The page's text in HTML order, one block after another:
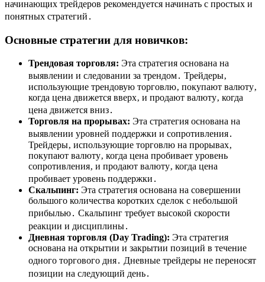
начинающих трейдеров рекомендуется начинать с простых и
понятных стратегий․
Основные стратегии для новичков:
Трендовая торговля: Эта стратегия основана на
выявлении и следовании за трендом․ Трейдеры‚
использующие трендовую торговлю‚ покупают валюту‚
когда цена движется вверх‚ и продают валюту‚ когда
цена движется вниз․
Торговля на прорывах: Эта стратегия основана на
выявлении уровней поддержки и сопротивления․
Трейдеры‚ использующие торговлю на прорывах‚
покупают валюту‚ когда цена пробивает уровень
сопротивления‚ и продают валюту‚ когда цена
пробивает уровень поддержки․
Скальпинг: Эта стратегия основана на совершении
большого количества коротких сделок с небольшой
прибылью․ Скальпинг требует высокой скорости
реакции и дисциплины․
Дневная торговля (Day Trading): Эта стратегия
основана на открытии и закрытии позиций в течение
одного торгового дня․ Дневные трейдеры не переносят
позиции на следующий день․